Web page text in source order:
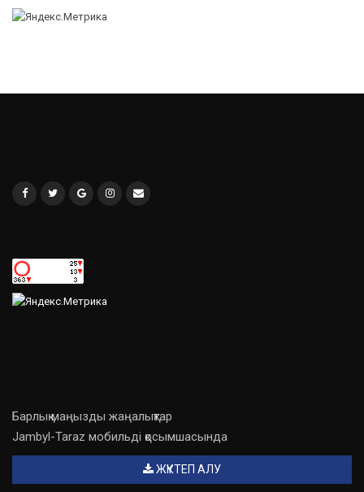
Барлық маңызды жаңалықтар
Jambyl-Taraz мобильді қосымшасында
ЖҮКТЕП АЛУ